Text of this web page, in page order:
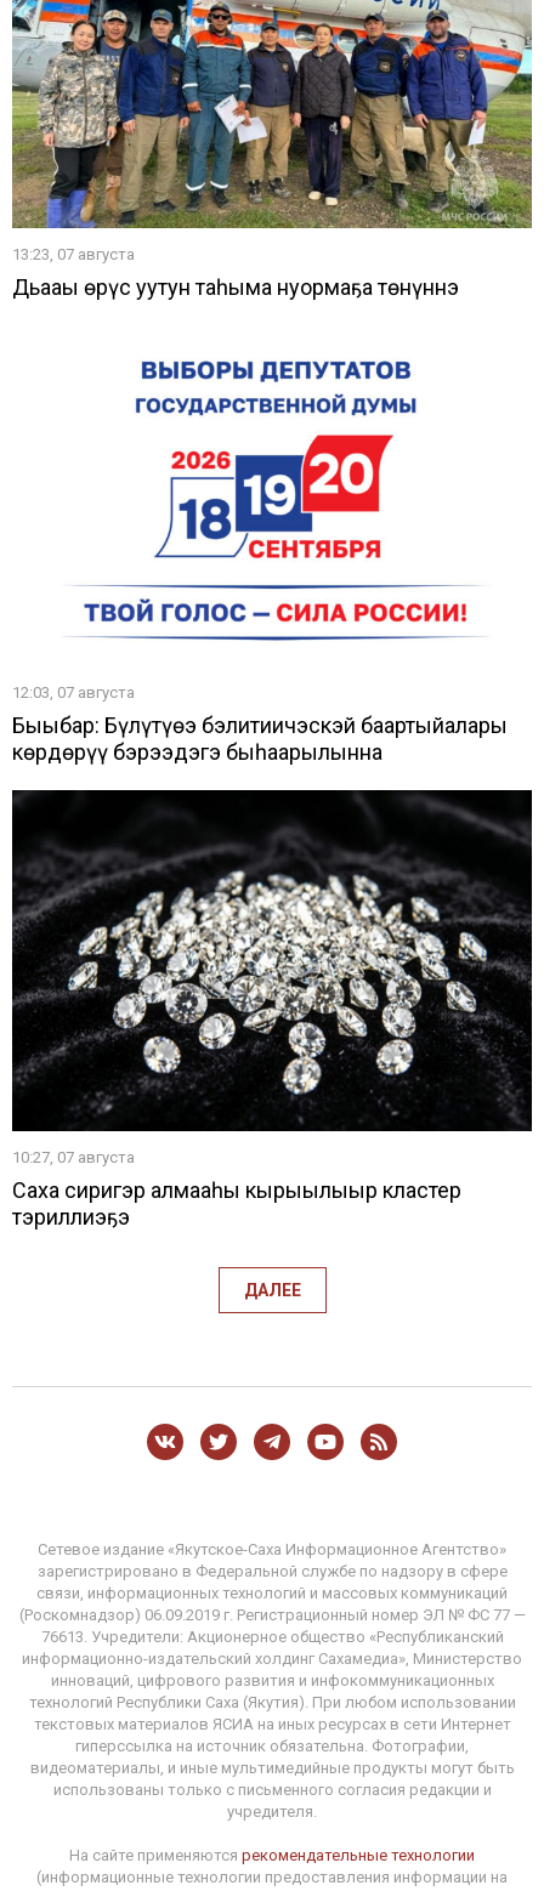
13:23, 07 августа
Дьааҥы өрүс уутун таһыма нуормаҕа төнүннэ
12:03, 07 августа
Быыбар: Бүлүтүөҥҥэ бэлитиичэскэй баартыйалары
көрдөрүү бэрээдэгэ быһаарылынна
10:27, 07 августа
Саха сиригэр алмааһы кырыылыыр кластер
тэриллиэҕэ
ДАЛЕЕ
Сетевое издание «Якутское-Саха Информационное Агентство»
зарегистрировано в Федеральной службе по надзору в сфере
связи, информационных технологий и массовых коммуникаций
(Роскомнадзор) 06.09.2019 г. Регистрационный номер ЭЛ № ФС 77 —
76613. Учредители: Акционерное общество «Республиканский
информационно-издательский холдинг Сахамедиа», Министерство
инноваций, цифрового развития и инфокоммуникационных
технологий Республики Саха (Якутия). При любом использовании
текстовых материалов ЯСИА на иных ресурсах в сети Интернет
гиперссылка на источник обязательна. Фотографии,
видеоматериалы, и иные мультимедийные продукты могут быть
использованы только с письменного согласия редакции и
учредителя.
На сайте применяются рекомендательные технологии
(информационные технологии предоставления информации на